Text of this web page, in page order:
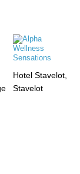
Hotel Stavelot,
Stavelot